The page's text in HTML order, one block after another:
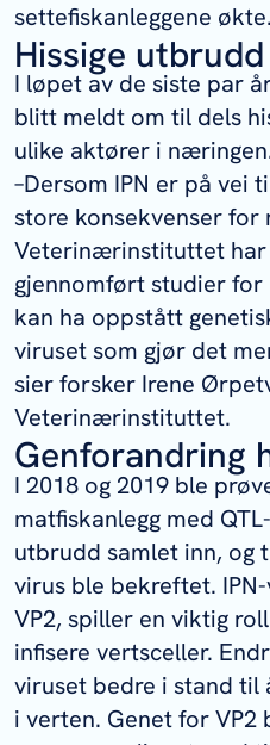
settefiskanleggene økte.
Hissige utbrudd
I løpet av de siste par
blitt meldt om til dels
ulike aktører i
–Dersom IPN er på vei
store konsekvenser for
Veterinærinstituttet har
gjennomført studier
kan ha oppstått
viruset som gjør det
sier forsker Irene
Veterinærinstituttet.
Genforandring
I 2018 og 2019 ble
matfiskanlegg med
utbrudd samlet inn, og
virus ble bekreftet.
VP2, spiller en viktig
infisere vertsceller.
viruset bedre i stand til
i verten. Genet for